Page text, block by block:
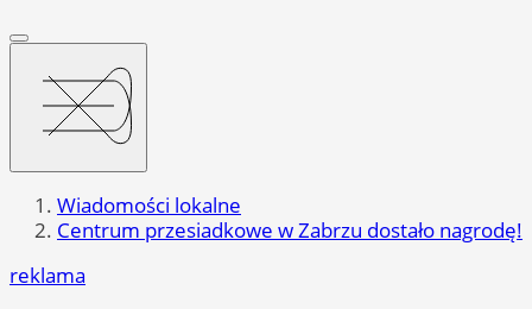
Wiadomości lokalne
Centrum przesiadkowe w Zabrzu dostało nagrodę!
reklama